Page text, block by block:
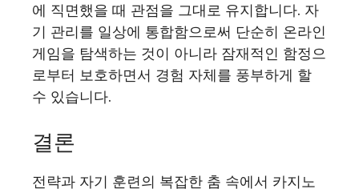
에 직면했을 때 관점을 그대로 유지합니다. 자
기 관리를 일상에 통합함으로써 단순히 온라인
게임을 탐색하는 것이 아니라 잠재적인 함정으
로부터 보호하면서 경험 자체를 풍부하게 할
수 있습니다.
결론
전략과 자기 훈련의 복잡한 춤 속에서 카지노